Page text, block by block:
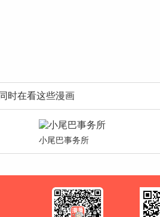
时在看这些漫画
小尾巴事务所